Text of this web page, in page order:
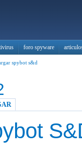
foro spyware
spybot s&d